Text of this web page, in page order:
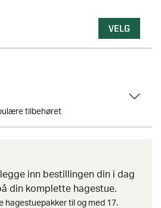
tilbehøret
VELG
inn bestillingen din i dag
din komplette hagestue.
hagestuepakker til og med 17.